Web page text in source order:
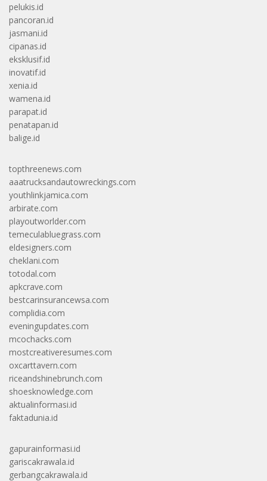
pelukis.id
pancoran.id
jasmani.id
cipanas.id
eksklusif.id
inovatif.id
xenia.id
wamena.id
parapat.id
penatapan.id
balige.id
topthreenews.com
aaatrucksandautowreckings.com
youthlinkjamica.com
arbirate.com
playoutworlder.com
temeculabluegrass.com
eldesigners.com
cheklani.com
totodal.com
apkcrave.com
bestcarinsurancewsa.com
complidia.com
eveningupdates.com
mcochacks.com
mostcreativeresumes.com
oxcarttavern.com
riceandshinebrunch.com
shoesknowledge.com
aktualinformasi.id
faktadunia.id
gapurainformasi.id
gariscakrawala.id
gerbangcakrawala.id